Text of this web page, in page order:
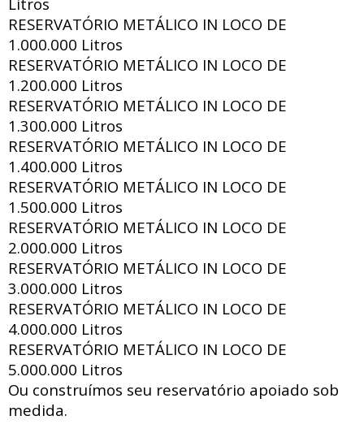
RESERVATÓRIO METÁLICO IN LOCO DE
1.000.000 Litros
RESERVATÓRIO METÁLICO IN LOCO DE
1.200.000 Litros
RESERVATÓRIO METÁLICO IN LOCO DE
1.300.000 Litros
RESERVATÓRIO METÁLICO IN LOCO DE
1.400.000 Litros
RESERVATÓRIO METÁLICO IN LOCO DE
1.500.000 Litros
RESERVATÓRIO METÁLICO IN LOCO DE
2.000.000 Litros
RESERVATÓRIO METÁLICO IN LOCO DE
3.000.000 Litros
RESERVATÓRIO METÁLICO IN LOCO DE
4.000.000 Litros
RESERVATÓRIO METÁLICO IN LOCO DE
5.000.000 Litros
Ou construímos seu reservatório apoiado sob
medida.